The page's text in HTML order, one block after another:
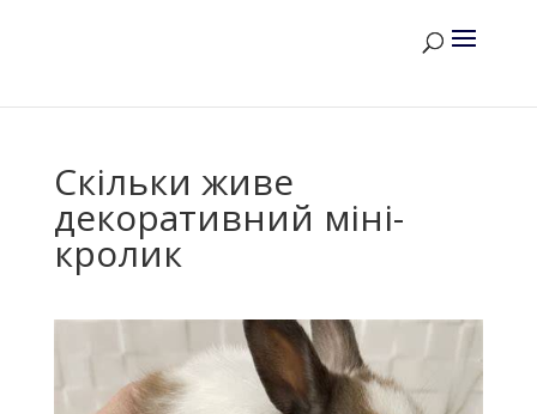
Скільки живе
декоративний міні-
кролик